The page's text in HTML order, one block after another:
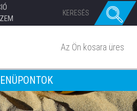
Az Ön kosara üres